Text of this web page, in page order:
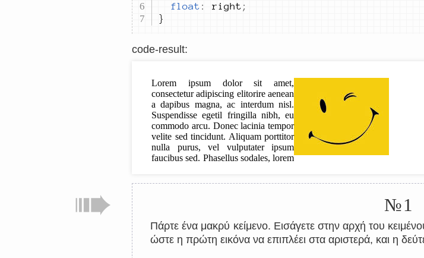
float : right ;
}
code-result:
№1
Πάρτε ένα μακρύ κείμενο. Εισάγετε στην αρχή του
ώστε η πρώτη εικόνα να επιπλέει στα αριστερά, και η